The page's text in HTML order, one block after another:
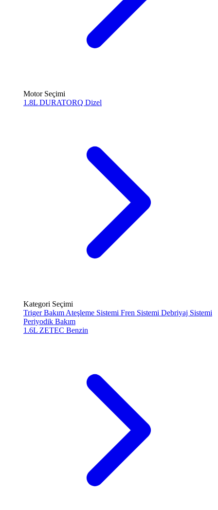
Motor Seçimi
1.8L DURATORQ Dizel
Kategori Seçimi
Triger Bakım Ateşleme Sistemi Fren Sistemi Debriyaj Sistemi
Periyodik Bakım
1.6L ZETEC Benzin